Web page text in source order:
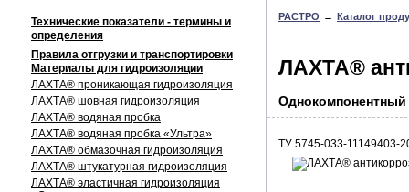
Технические показатели - термины и
определения
Правила отгрузки и транспортировки
Материалы для гидроизоляции
ЛАХТА® проникающая гидроизоляция
ЛАХТА® шовная гидроизоляция
ЛАХТА® водяная пробка
ЛАХТА® водяная пробка «Ультра»
ЛАХТА® обмазочная гидроизоляция
ЛАХТА® штукатурная гидроизоляция
ЛАХТА® эластичная гидроизоляция
РАСТРО → Каталог
ЛАХТА®
ТУ 5745-033-11149403-